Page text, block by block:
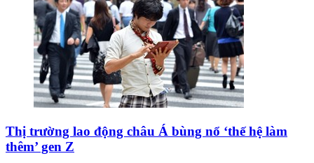
Thị trường lao động châu Á bùng nổ ‘thế hệ làm
thêm’ gen Z